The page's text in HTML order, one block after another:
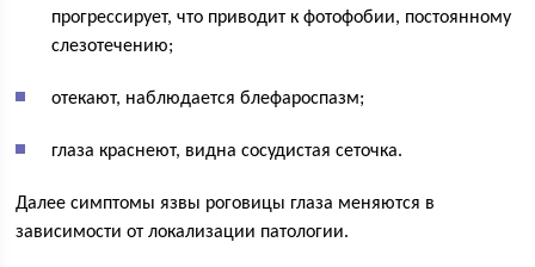
прогрессирует, что приводит к фотофобии, постоянному
слезотечению;
отекают, наблюдается блефароспазм;
глаза краснеют, видна сосудистая сеточка.
Далее симптомы язвы роговицы глаза меняются в
зависимости от локализации патологии.